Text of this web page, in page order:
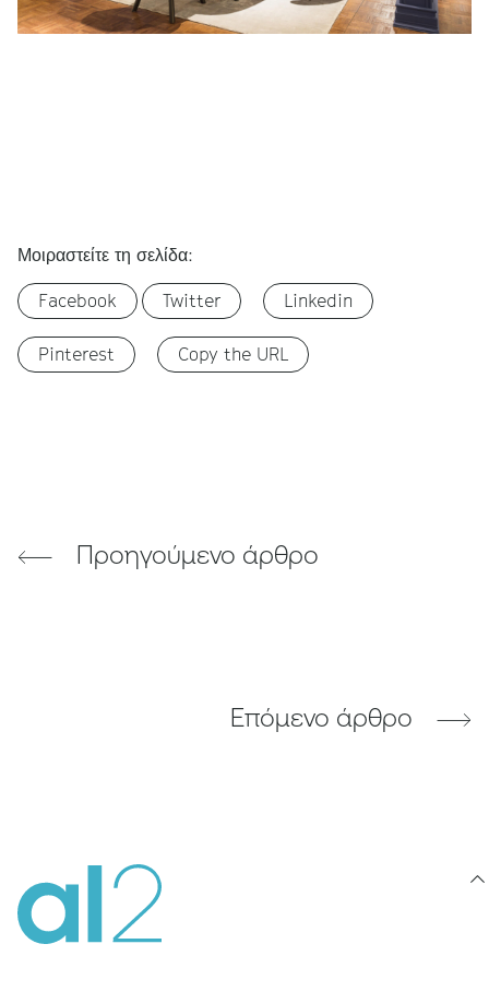
Μοιραστείτε τη σελίδα:
Facebook Twitter Linkedin
Pinterest Copy the URL
Προηγούμενο άρθρο
Επόμενο άρθρο